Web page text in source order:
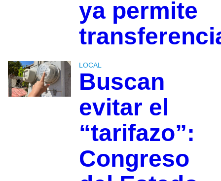
ya permite
LOCAL
Buscan
evitar el
“tarifazo”:
Congreso